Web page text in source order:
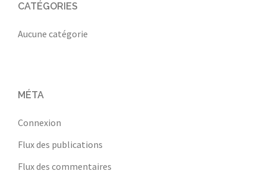
CATÉGORIES
Aucune catégorie
MÉTA
Connexion
Flux des publications
Flux des commentaires